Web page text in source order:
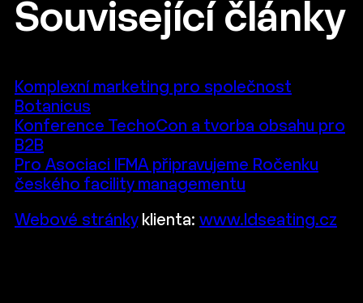
Související články
Komplexní marketing pro společnost
Botanicus
Konference TechoCon a tvorba obsahu pro
B2B
Pro Asociaci IFMA připravujeme Ročenku
českého facility managementu
Webové stránkyklienta: www.ldseating.cz